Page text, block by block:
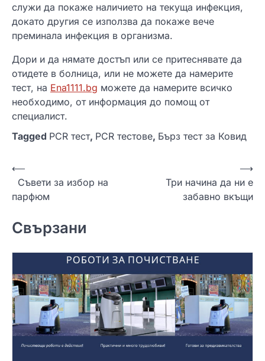
служи да покаже наличието на текуща инфекция,
докато другия се използва да покаже вече
преминала инфекция в организма.
Дори и да нямате достъп или се притеснявате да
отидете в болница, или не можете да намерите
тест, на Ena1111.bg можете да намерите всичко
необходимо, от информация до помощ от
специалист.
Tagged PCR тест, PCR тестове, Бърз тест за Ковид
Н
и
ц
и
я
⟵
Съвети за избор на
парфюм
Три начина да ни е
забавно вкъщи
⟶
Свързани